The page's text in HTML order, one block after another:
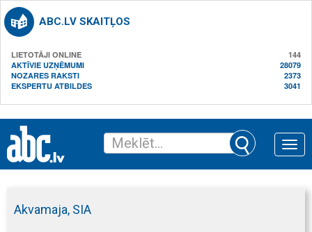
ABC.LV SKAITĻOS
LIETOTĀJI ONLINE
144
AKTĪVIE UZŅĒMUMI
28079
NOZARES RAKSTI
2373
EKSPERTU ATBILDES
3041
Toggle
Akvamaja, SIA